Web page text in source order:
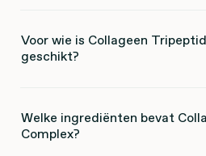
Voor wie is Collageen
geschikt?
Welke ingrediënten bevat
Complex?